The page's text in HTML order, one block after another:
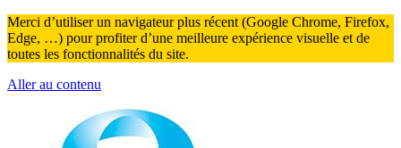
Merci d’utiliser un navigateur plus récent (Google Chrome, Firefox,
Edge, …) pour profiter d’une meilleure expérience visuelle et de
toutes les fonctionnalités du site.
Aller au contenu